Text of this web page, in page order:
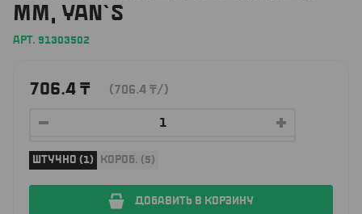
ММ, YAN`S
АРТ. 91303502
706.4 ₸ (706.4 ₸/)
ШТУЧНО (1) КОРОБ. (5)
ДОБАВИТЬ В КОРЗИНУ